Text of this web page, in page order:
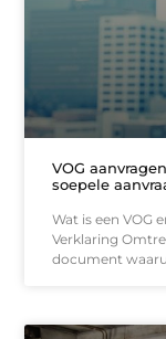
VOG
soepele
Wat is een VOG
Verklaring
document